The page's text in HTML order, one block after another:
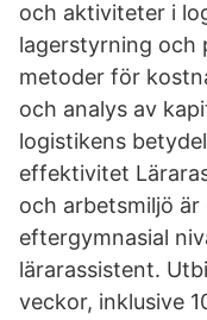
och aktiviteter i
lagerstyrning och
metoder för
och analys av
logistikens
effektivitet
och arbetsmiljö
eftergymnasial
lärarassistent.
veckor, inklusive